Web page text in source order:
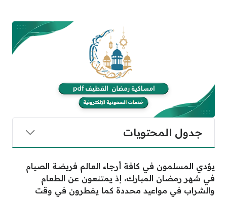
جدول المحتويات
يؤدي المسلمون في كافة أرجاء العالم فريضة الصيام
في شهر رمضان المبارك، إذ يمتنعون عن الطعام
والشراب في مواعيد محددة كما يفطرون في وقت